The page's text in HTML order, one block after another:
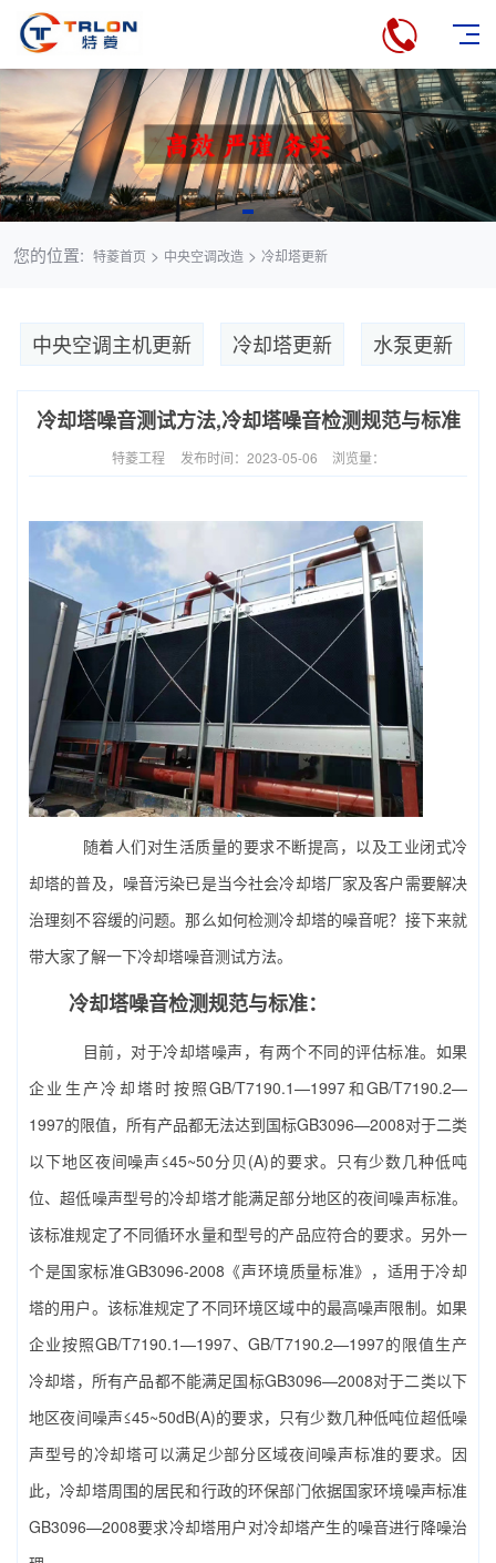
您的位置: 特菱首页 > 中央空调改造> 冷却塔更新
中央空调主机更新 冷却塔更新 水泵更新
冷却塔噪音测试方法,冷却塔噪音检测规范与标准
特菱工程 发布时间：2023-05-06 浏览量：
随着人们对生活质量的要求不断提高，以及工业闭式冷
却塔的普及，噪音污染已是当今社会冷却塔厂家及客户需要解决
治理刻不容缓的问题。那么如何检测冷却塔的噪音呢？接下来就
带大家了解一下冷却塔噪音测试方法。
冷却塔噪音检测规范与标准：
目前，对于冷却塔噪声，有两个不同的评估标准。如果
企业生产冷却塔时按照GB/T7190.1—1997和GB/T7190.2—
1997的限值，所有产品都无法达到国标GB3096—2008对于二类
以下地区夜间噪声≤45~50分贝(A)的要求。只有少数几种低吨
位、超低噪声型号的冷却塔才能满足部分地区的夜间噪声标准。
该标准规定了不同循环水量和型号的产品应符合的要求。另外一
个是国家标准GB3096-2008《声环境质量标准》，适用于冷却
塔的用户。该标准规定了不同环境区域中的最高噪声限制。如果
企业按照GB/T7190.1—1997、GB/T7190.2—1997的限值生产
冷却塔，所有产品都不能满足国标GB3096—2008对于二类以下
地区夜间噪声≤45~50dB(A)的要求，只有少数几种低吨位超低噪
声型号的冷却塔可以满足少部分区域夜间噪声标准的要求。因
此，冷却塔周围的居民和行政的环保部门依据国家环境噪声标准
GB3096—2008要求冷却塔用户对冷却塔产生的噪音进行降噪治